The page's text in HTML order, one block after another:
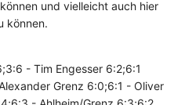
und vielleicht auch hier
können.
- Tim Engesser 6:2;6:1
Grenz 6:0;6:1 - Oliver